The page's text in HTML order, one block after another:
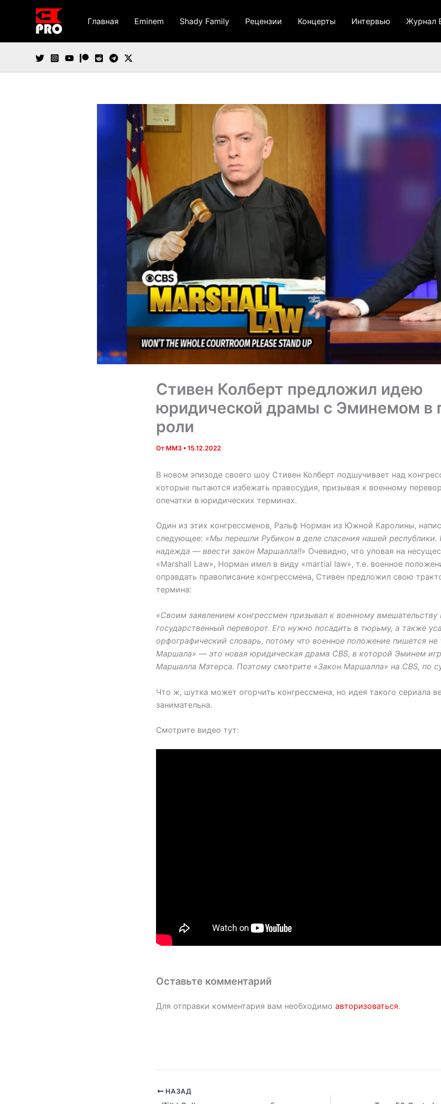
содержимому
Главная Eminem Shady Family Рецензии Концерты Интервью Журнал
Стивен Колберт предложил идею
юридической драмы с Эминемом в
роли
От MM3 •15.12.2022
В новом эпизоде своего шоу Стивен Колберт подшучивает над
которые пытаются избежать правосудия, призывая к военному
опечатки в юридических терминах.
Один из этих конгрессменов, Ральф Норман из Южной Каролины,
следующее: «Мы перешли Рубикон в деле спасения нашей республики.
надежда — ввести закон Маршалла!!» Очевидно, что уповая на
«Marshall Law», Норман имел в виду «martial law», т.е. военное
оправдать правописание конгрессмена, Стивен предложил свою
термина:
«Своим заявлением конгрессмен призывал к военному вмешательству
государственный переворот. Его нужно посадить в тюрьму, а также
орфографический словарь, потому что военное положение пишется не
Маршала» — это новая юридическая драма CBS, в которой Эминем
Маршалла Мэтерса. Поэтому смотрите «Закон Маршалла» на CBS, по
Что ж, шутка может огорчить конгрессмена, но идея такого сериала
занимательна.
Смотрите видео тут:
Оставьте комментарий
Для отправки комментария вам необходимо авторизоваться.
НАЗАД